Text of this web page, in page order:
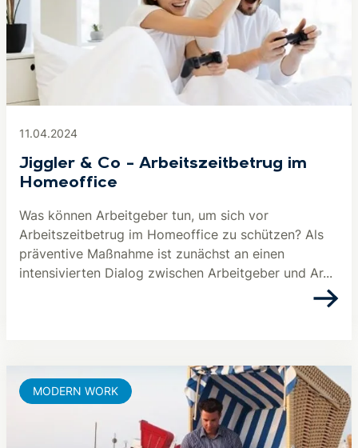
11.04.2024
Jiggler & Co – Arbeitszeitbetrug im
Homeoffice
Was können Arbeitgeber tun, um sich vor
Arbeitszeitbetrug im Homeoffice zu schützen? Als
präventive Maßnahme ist zunächst an einen
intensivierten Dialog zwischen Arbeitgeber und Ar...
MODERN WORK